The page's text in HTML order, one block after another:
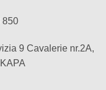
850
9 Cavalerie nr.2A,